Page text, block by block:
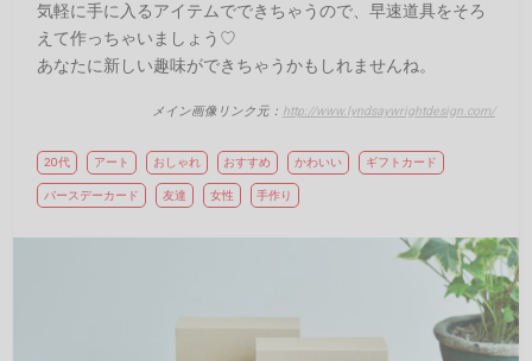
気軽に手に入るアイテムでできちゃうので、早速道具をそろ
えて作っちゃいましょう♡
あなたに新しい趣味ができちゃうかもしれませんね。
メイン画像リンク元： http://www.lyndsaywrightdesign.com/
20代 アート おしゃれ おすすめ かわいい ギフトカード
バースデーカード 友達 女性 手作り